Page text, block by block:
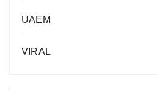
UAEM
VIRAL